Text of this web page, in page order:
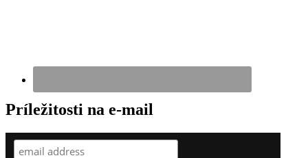
Príležitosti na e-mail